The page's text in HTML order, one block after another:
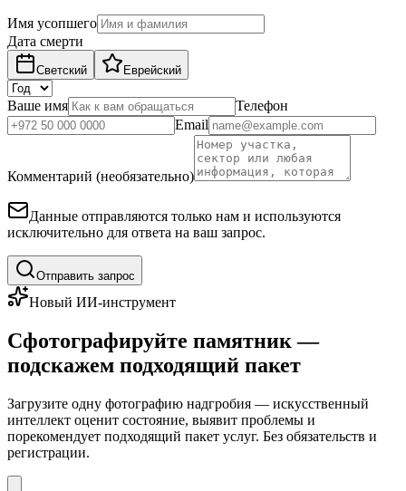
Имя усопшего
Дата смерти
Светский Еврейский
Ваше имя
Телефон
Email
Комментарий (необязательно)
Данные отправляются только нам и используются
исключительно для ответа на ваш запрос.
Отправить запрос
Новый ИИ-инструмент
Сфотографируйте памятник —
подскажем подходящий пакет
Загрузите одну фотографию надгробия — искусственный
интеллект оценит состояние, выявит проблемы и
порекомендует подходящий пакет услуг. Без обязательств и
регистрации.